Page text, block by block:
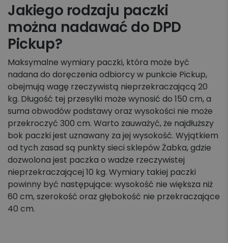
Jakiego rodzaju paczki
można nadawać do DPD
Pickup?
Maksymalne wymiary paczki, która może być
nadana do doręczenia odbiorcy w punkcie Pickup,
obejmują wagę rzeczywistą nieprzekraczającą 20
kg. Długość tej przesyłki może wynosić do 150 cm, a
suma obwodów podstawy oraz wysokości nie może
przekroczyć 300 cm. Warto zauważyć, że najdłuższy
bok paczki jest uznawany za jej wysokość. Wyjątkiem
od tych zasad są punkty sieci sklepów Żabka, gdzie
dozwolona jest paczka o wadze rzeczywistej
nieprzekraczającej 10 kg. Wymiary takiej paczki
powinny być następujące: wysokość nie większa niż
60 cm, szerokość oraz głębokość nie przekraczające
40 cm.